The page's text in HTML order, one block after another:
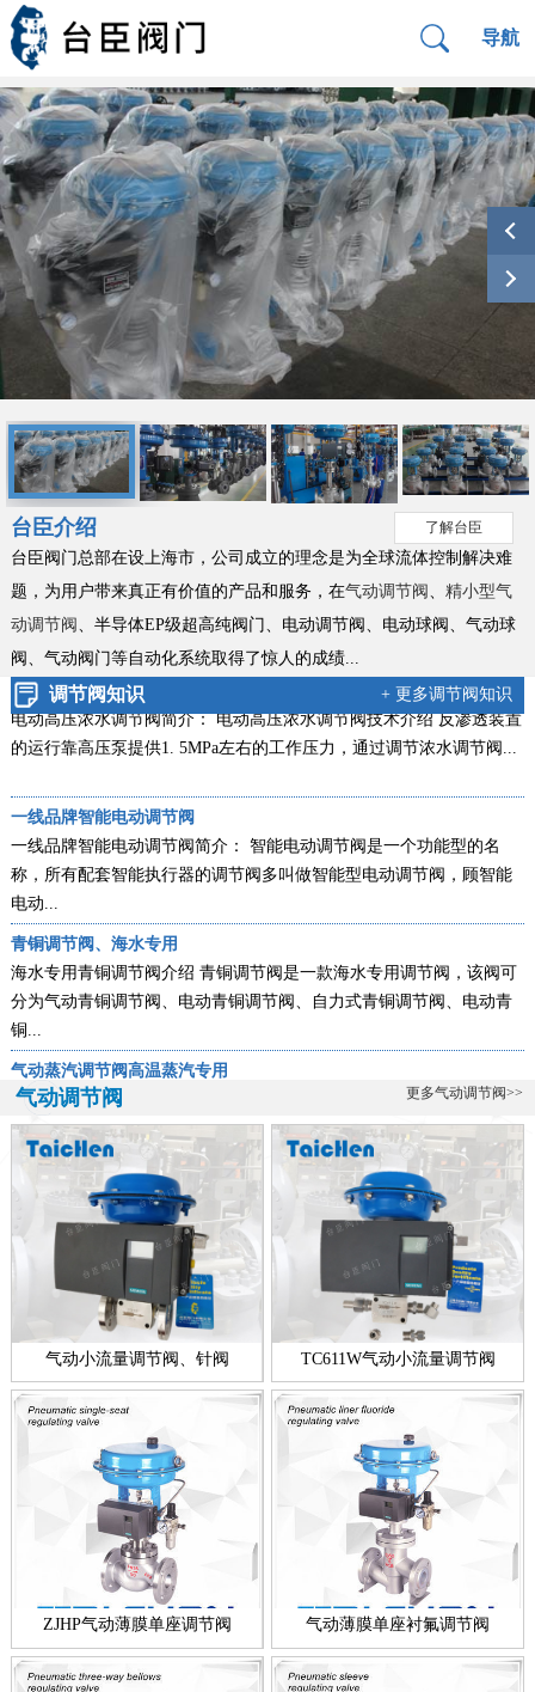
导航
台臣介绍 了解台臣
台臣阀门总部在设上海市，公司成立的理念是为全球流体控制解决难
题，为用户带来真正有价值的产品和服务，在气动调节阀 、 精小型气
动调节阀 、半导体EP级超高纯阀门、电动调节阀、电动球阀、气动球
阀、 气动阀门等自动化系统取得了惊人的成绩...
+ 更多调节阀知识
调节阀知识
新款零缺陷气动衬氟调节阀
气动衬氟调节阀新款简介：ZXPF气动衬氟调节阀新款零缺陷型产品，
电动高压浓水调节阀技术说明
电动高压浓水调节阀简介： 电动高压浓水调节阀技术介绍 反渗透装置
的运行靠高压泵提供1. 5MPa左右的工作压力，通过调节浓水调节阀...
一线品牌智能电动调节阀
一线品牌智能电动调节阀简介： 智能电动调节阀是一个功能型的名
称，所有配套智能执行器的调节阀多叫做智能型电动调节阀，顾智能
电动...
青铜调节阀、海水专用
海水专用青铜调节阀介绍 青铜调节阀是一款海水专用调节阀，该阀可
分为气动青铜调节阀、电动青铜调节阀、自力式青铜调节阀、电动青
铜...
气动蒸汽调节阀高温蒸汽专用
气动蒸汽调节阀-高温蒸汽专用阀ZXP-16KSW气动蒸汽调节阀是一款
专门用于高温蒸汽的调节阀，该阀由台臣阀门自主研发生产的，蒸汽
的特...
全不锈钢带指挥器操作式自力式压力调节阀
全不锈钢带指挥器操作式自力式压力调节阀简介： 台臣阀门专业研
发、设计、生产调节阀十余年，帮助用户解决各种流体控制难题，在
温度调...
新款零缺陷气动衬氟调节阀
气动衬氟调节阀新款简介：ZXPF气动衬氟调节阀新款零缺陷型产品，
是台臣阀门引进国外进口技术，结合衬里衬氟阀门工艺的基础上，改
良创...
电动高压浓水调节阀技术说明
电动高压浓水调节阀简介： 电动高压浓水调节阀技术介绍 反渗透装置
的运行靠高压泵提供1. 5MPa左右的工作压力，通过调节浓水调节阀...
一线品牌智能电动调节阀
一线品牌智能电动调节阀简介： 智能电动调节阀是一个功能型的名
称，所有配套智能执行器的调节阀多叫做智能型电动调节阀，顾智能
电动...
气动调节阀 更多气动调节阀>>
气动小流量调节阀、针阀 TC611W气动小流量调节阀
ZJHP气动薄膜单座调节阀 气动薄膜单座衬氟调节阀